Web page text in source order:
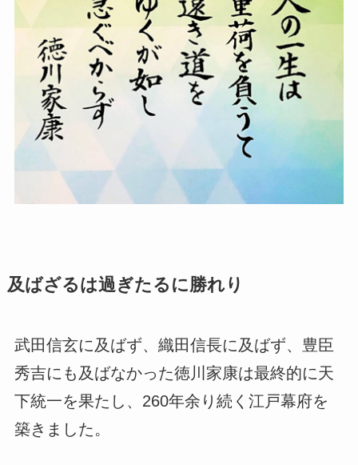
及ばざるは過ぎたるに勝れり
武田信玄に及ばず、織田信長に及ばず、豊臣
秀吉にも及ばなかった徳川家康は最終的に天
下統一を果たし、260年余り続く江戸幕府を
築きました。